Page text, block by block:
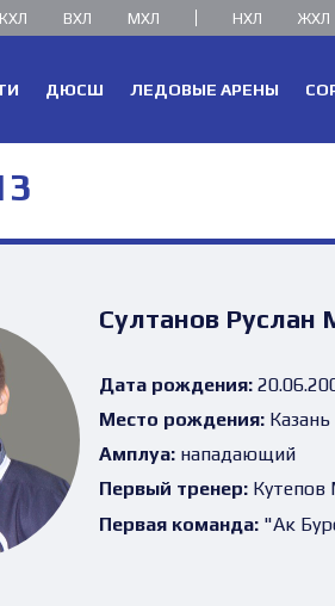
КХЛ ВХЛ МХЛ НХЛ ЖХЛ
ДЮСШ ЛЕДОВЫЕ АРЕНЫ
Султанов Руслан
Дата рождения:
Место рождения:Казань
Амплуа:нападающий
Первый тренер:Кутепов
Первая команда:"Ак